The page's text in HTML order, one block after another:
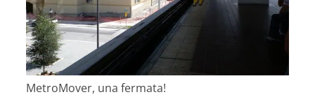
MetroMover, una fermata!